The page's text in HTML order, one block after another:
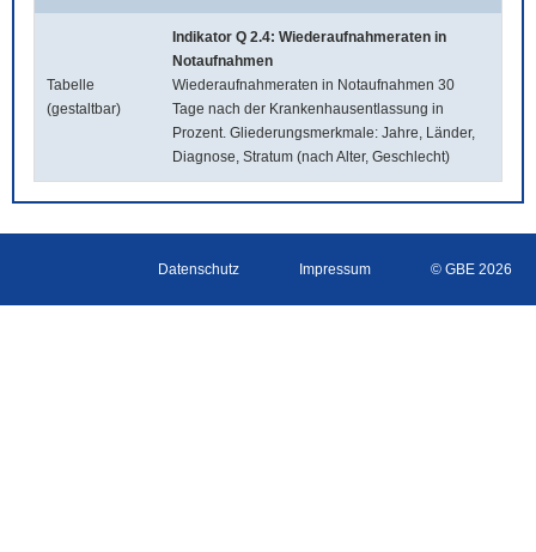
Tabelle
(gestaltbar)
Indikator Q 2.4: Wiederaufnahmeraten in
Notaufnahmen
Wiederaufnahmeraten in Notaufnahmen 30
Tage nach der Krankenhausentlassung in
Prozent. Gliederungsmerkmale: Jahre, Länder,
Diagnose, Stratum (nach Alter, Geschlecht)
Datenschutz Impressum © GBE 2026